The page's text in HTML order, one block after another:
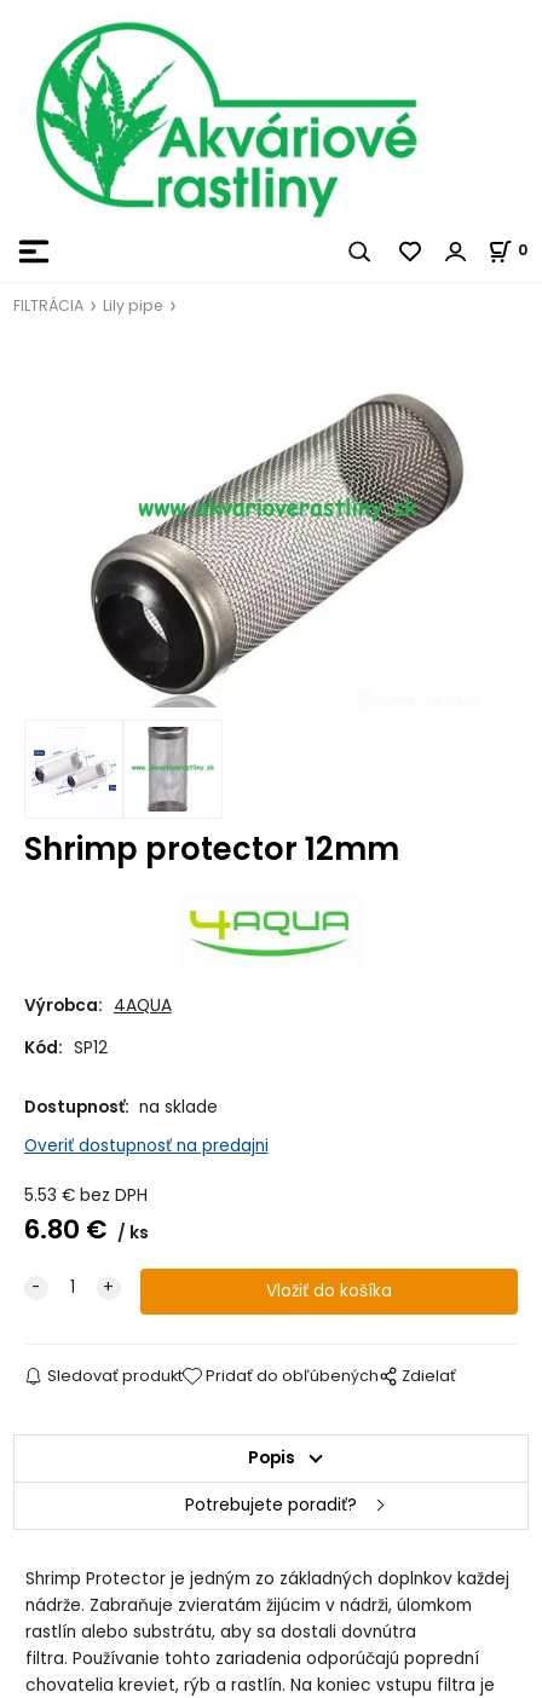
0
FILTRÁCIA Lily pipe
Shrimp protector 12mm
Výrobca: 4AQUA
Kód: SP12
Dostupnosť: na sklade
Overiť dostupnosť na predajni
5.53 € bez DPH
6.80 € ks
Sledovať produkt Pridať do obľúbených Zdielať
Popis
Potrebujete poradiť?
Shrimp Protector je jedným zo základných doplnkov každej
nádrže. Zabraňuje zvieratám žijúcim v nádrži, úlomkom
rastlín alebo substrátu, aby sa dostali dovnútra
filtra. Používanie tohto zariadenia odporúčajú poprední
chovatelia kreviet, rýb a rastlín. Na koniec vstupu filtra je